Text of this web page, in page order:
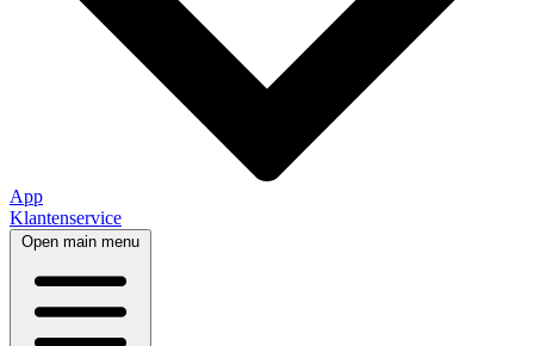
App
Klantenservice
Open main menu